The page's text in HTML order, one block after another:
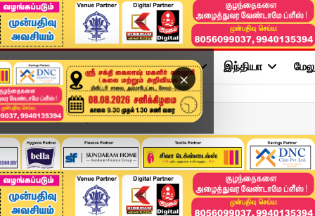
×
சினிமா அரசியல் விளையாட்டு இந்தியா
விலை அதிகரிப்பு..!...